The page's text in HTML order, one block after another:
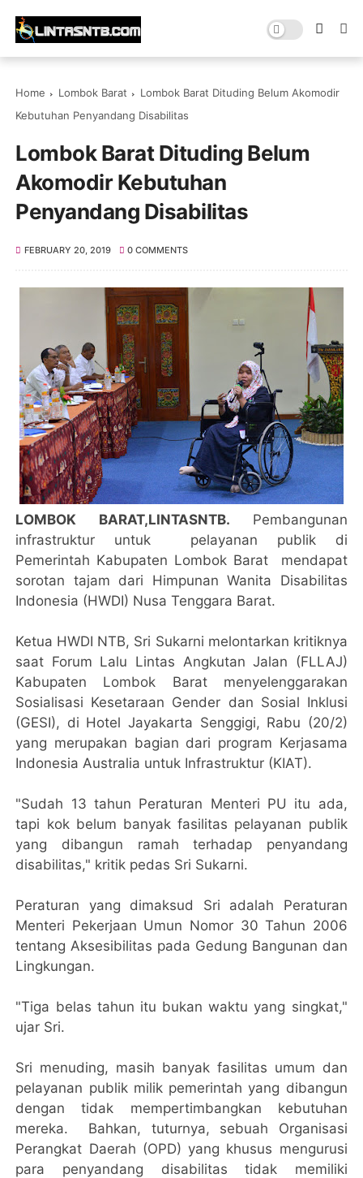
Home Lombok Barat
Lombok Barat Dituding Belum Akomodir
Kebutuhan Penyandang Disabilitas
Lombok Barat Dituding Belum
Akomodir Kebutuhan
Penyandang Disabilitas
FEBRUARY 20, 2019 0 COMMENTS
LOMBOK BARAT,LINTASNTB. Pembangunan
infrastruktur untuk pelayanan publik di
Pemerintah Kabupaten Lombok Barat mendapat
sorotan tajam dari Himpunan Wanita Disabilitas
Indonesia (HWDI) Nusa Tenggara Barat.
Ketua HWDI NTB, Sri Sukarni melontarkan kritiknya
saat Forum Lalu Lintas Angkutan Jalan (FLLAJ)
Kabupaten Lombok Barat menyelenggarakan
Sosialisasi Kesetaraan Gender dan Sosial Inklusi
(GESI), di Hotel Jayakarta Senggigi, Rabu (20/2)
yang merupakan bagian dari program Kerjasama
Indonesia Australia untuk Infrastruktur (KIAT).
"Sudah 13 tahun Peraturan Menteri PU itu ada,
tapi kok belum banyak fasilitas pelayanan publik
yang dibangun ramah terhadap penyandang
disabilitas," kritik pedas Sri Sukarni.
Peraturan yang dimaksud Sri adalah Peraturan
Menteri Pekerjaan Umun Nomor 30 Tahun 2006
tentang Aksesibilitas pada Gedung Bangunan dan
Lingkungan.
"Tiga belas tahun itu bukan waktu yang singkat,"
ujar Sri.
Sri menuding, masih banyak fasilitas umum dan
pelayanan publik milik pemerintah yang dibangun
dengan tidak mempertimbangkan kebutuhan
mereka. Bahkan, tuturnya, sebuah Organisasi
Perangkat Daerah (OPD) yang khusus mengurusi
para penyandang disabilitas tidak memiliki